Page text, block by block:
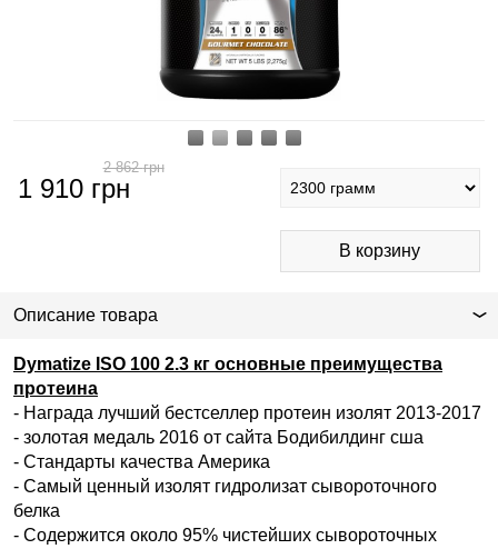
1 910 грн
2 862грн
Описание товара
Dymatize ISO 100 2.3 кг основные преимущества
протеина
- Награда лучший бестселлер протеин изолят 2013-2017
- золотая медаль 2016 от сайта Бодибилдинг сша
- Стандарты качества Америка
- Самый ценный изолят гидролизат сывороточного
белка
- Содержится около 95% чистейших сывороточных